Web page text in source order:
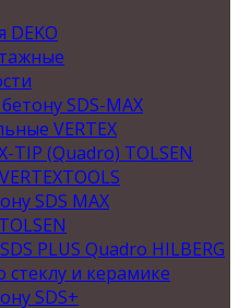
DEKO
SDS-MAX
VERTEX
TIP (Quadro) TOLSEN
SDS MAX
PLUS Quadro HILBERG
и керамике
SDS+